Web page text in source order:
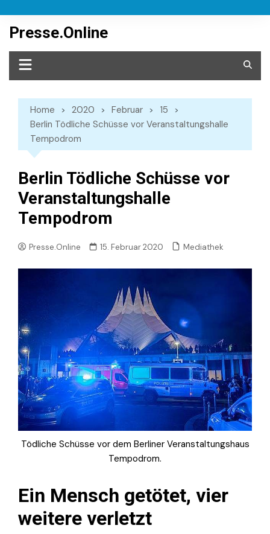
content
Presse.Online
Home 2020 Februar
15
Berlin Tödliche Schüsse vor Veranstaltungshalle
Tempodrom
Berlin Tödliche Schüsse vor
Veranstaltungshalle
Tempodrom
Presse.Online 15. Februar 2020 Mediathek
Tödliche Schüsse vor dem Berliner Veranstaltungshaus
Tempodrom.
Ein Mensch getötet, vier
weitere verletzt